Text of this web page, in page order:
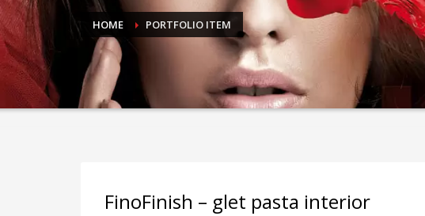
HOME PORTFOLIO ITEM
FinoFinish – glet pasta interior